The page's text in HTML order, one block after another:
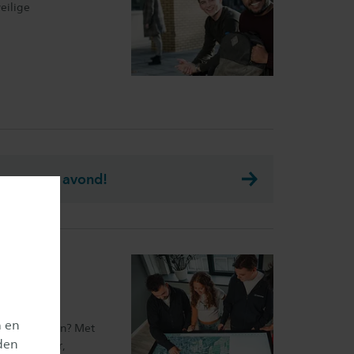
en
open avond!
oplossingen? Met
slimmer,